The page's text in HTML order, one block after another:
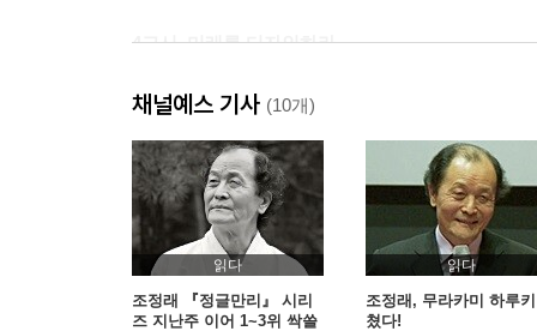
4교시. 미래를 디자인하라
채널예스 기사 (10개)
읽다
조정래 『정글만리』 시리
즈 지난주 이어 1~3위 싹쓸
읽다
조정래, 무라카미 하루
쳤다!